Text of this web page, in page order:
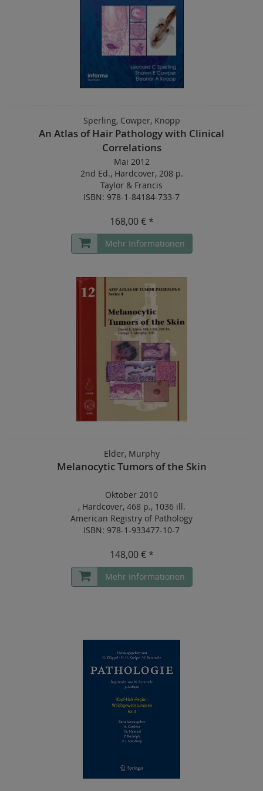
Sperling, Cowper, Knopp
An Atlas of Hair Pathology with Clinical
Correlations
Mai 2012
2nd Ed., Hardcover, 208 p.
Taylor & Francis
ISBN: 978-1-84184-733-7
168,00 € *
Mehr Informationen
Elder, Murphy
Melanocytic Tumors of the Skin
Oktober 2010
, Hardcover, 468 p., 1036 ill.
American Registry of Pathology
ISBN: 978-1-933477-10-7
148,00 € *
Mehr Informationen